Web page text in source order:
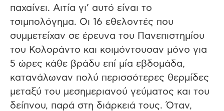
παχαίνει. Αιτία γι’ αυτό είναι το
τσιμπολόγημα. Οι 16 εθελοντές που
συμμετείχαν σε έρευνα του Πανεπιστημίου
του Κολοράντο και κοιμόντουσαν μόνο για
5 ώρες κάθε βράδυ επί μία εβδομάδα,
κατανάλωναν πολύ περισσότερες θερμίδες
μεταξύ του μεσημεριανού γεύματος και του
δείπνου, παρά στη διάρκειά τους. Όταν,